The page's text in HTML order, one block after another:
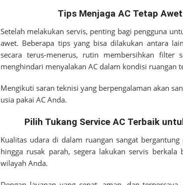
Tips Menjaga AC Tetap
Setelah melakukan servis, penting bagi pengguna
awet. Beberapa tips yang bisa dilakukan antara
secara terus-menerus, rutin membersihkan filter
menghindari menyalakan AC dalam kondisi ruangan
Mengikuti saran teknisi yang berpengalaman akan
usia pakai AC Anda.
Pilih Tukang Service AC Terbaik
Kualitas udara di dalam ruangan sangat
hingga rusak parah, segera lakukan servis berkala
wilayah Anda.